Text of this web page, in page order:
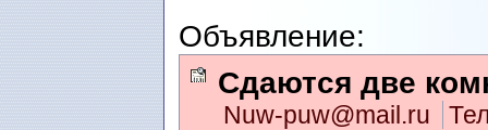
Объявление:
Сдаются две
Nuw-puw@mail.ru